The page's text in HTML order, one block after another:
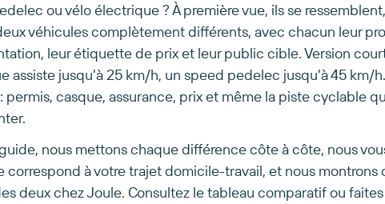
ou vélo électrique ? À première vue, ils se
véhicules complètement différents, avec chacun leur
leur étiquette de prix et leur public cible. Version
assiste jusqu'à 25 km/h, un speed pedelec jusqu'à 45 km/
permis, casque, assurance, prix et même la piste cyclable
nous mettons chaque différence côte à côte, nous
correspond à votre trajet domicile-travail, et nous montrons
deux chez Joule. Consultez le tableau comparatif ou